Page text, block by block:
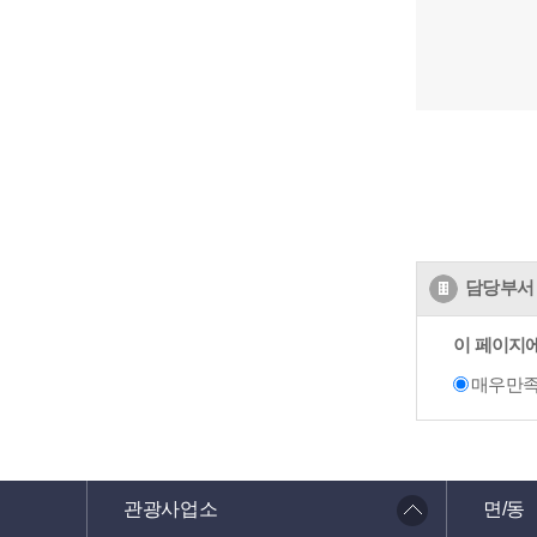
담당부서
이 페이지
매우만
관광사업소 면/동